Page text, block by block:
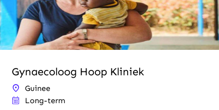
Gynaecoloog Hoop Kliniek
Guinee
Long-term